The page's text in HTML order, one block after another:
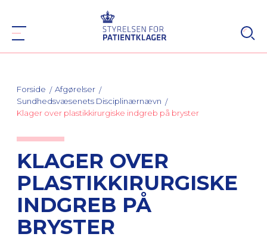
Forside
Afgørelser
Sundhedsvæsenets Disciplinærnævn
Klager over plastikkirurgiske indgreb på bryster
KLAGER OVER
PLASTIKKIRURGISKE
INDGREB PÅ
BRYSTER